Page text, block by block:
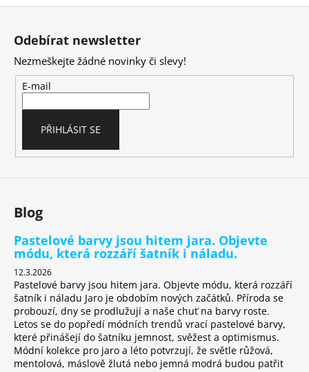
Z
Odebírat newsletter
Nezmeškejte žádné novinky či slevy!
E-mail
PŘIHLÁSIT SE
Blog
Pastelové barvy jsou hitem jara. Objevte
módu, která rozzáří šatník i náladu.
12.3.2026
Pastelové barvy jsou hitem jara. Objevte módu, která rozzáří
šatník i náladu Jaro je obdobím nových začátků. Příroda se
probouzí, dny se prodlužují a naše chuť na barvy roste.
Letos se do popředí módních trendů vrací pastelové barvy,
které přinášejí do šatníku jemnost, svěžest a optimismus.
Módní kolekce pro jaro a léto potvrzují, že světle růžová,
mentolová, máslově žlutá nebo jemná modrá budou patřit